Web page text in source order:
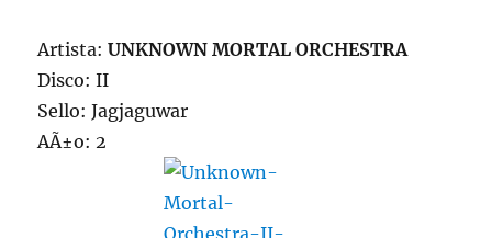
Artista:UNKNOWN MORTAL ORCHESTRA
Disco: II
Sello: Jagjaguwar
AÃ±o: 2